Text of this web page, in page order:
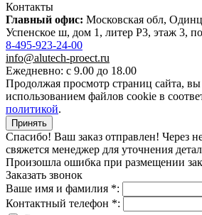
Контакты
Главный офис: Московская обл,
Успенское ш, дом 1, литер Р3, этаж 3,
8-495-923-24-00
info@alutech-proect.ru
Ежедневно: с 9.00 до 18.00
Продолжая просмотр страниц сайта, вы
использованием файлов cookie в
политикой.
Принять
Спасибо! Ваш заказ отправлен! Через
свяжется менеджер для уточнения
Произошла ошибка при размещении
Заказать звонок
Ваше имя и фамилия *:
Контактный телефон *: